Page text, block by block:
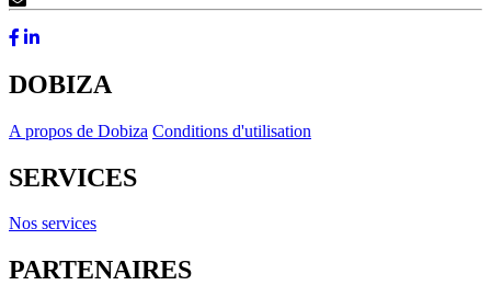
DOBIZA
A propos de Dobiza Conditions d'utilisation
SERVICES
Nos services
PARTENAIRES